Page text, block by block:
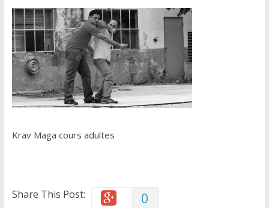
Krav Maga cours adultes
Share This Post: 0